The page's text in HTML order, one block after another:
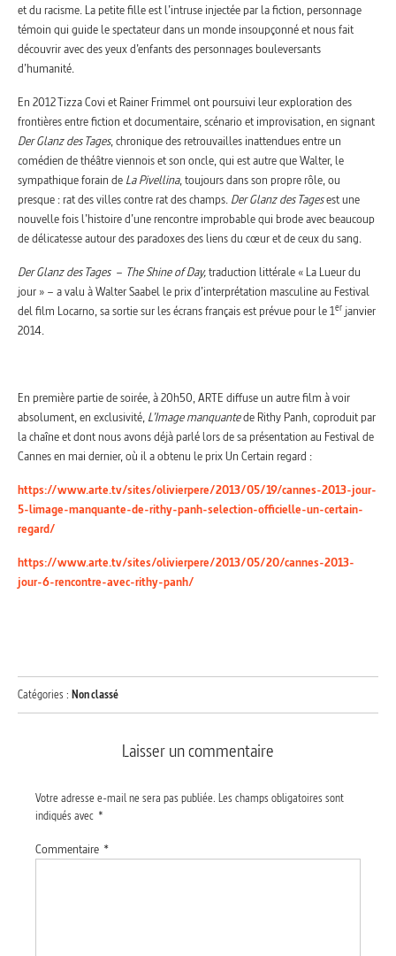
et du racisme. La petite fille est l’intruse injectée par la fiction, personnage
témoin qui guide le spectateur dans un monde insoupçonné et nous fait
découvrir avec des yeux d’enfants des personnages bouleversants
d’humanité.
En 2012 Tizza Covi et Rainer Frimmel ont poursuivi leur exploration des
frontières entre fiction et documentaire, scénario et improvisation, en signant
Der Glanz des Tages, chronique des retrouvailles inattendues entre un
comédien de théâtre viennois et son oncle, qui est autre que Walter, le
sympathique forain de La Pivellina, toujours dans son propre rôle, ou
presque : rat des villes contre rat des champs. Der Glanz des Tagesest une
nouvelle fois l’histoire d’une rencontre improbable qui brode avec beaucoup
de délicatesse autour des paradoxes des liens du cœur et de ceux du sang.
Der Glanz des Tages– The Shine of Day,traduction littérale « La Lueur du
jour » – a valu à Walter Saabel le prix d’interprétation masculine au Festival
del film Locarno, sa sortie sur les écrans français est prévue pour le 1er janvier
2014.
En première partie de soirée, à 20h50, ARTE diffuse un autre film à voir
absolument, en exclusivité, L’Image manquantede Rithy Panh, coproduit par
la chaîne et dont nous avons déjà parlé lors de sa présentation au Festival de
Cannes en mai dernier, où il a obtenu le prix Un Certain regard :
https://www.arte.tv/sites/olivierpere/2013/05/19/cannes-2013-jour-
5-limage-manquante-de-rithy-panh-selection-officielle-un-certain-
regard/
https://www.arte.tv/sites/olivierpere/2013/05/20/cannes-2013-
jour-6-rencontre-avec-rithy-panh/
Catégories : Non classé
Laisser un commentaire
Votre adresse e-mail ne sera pas publiée. Les champs obligatoires sont
indiqués avec *
Commentaire *